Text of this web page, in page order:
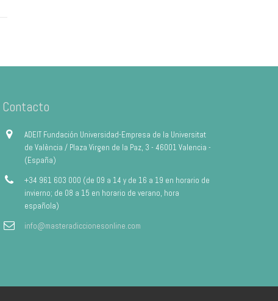
Contacto
ADEIT Fundación Universidad-Empresa de la Universitat
de València / Plaza Virgen de la Paz, 3 - 46001 Valencia -
(España)
+34 961 603 000 (de 09 a 14 y de 16 a 19 en horario de
invierno; de 08 a 15 en horario de verano, hora
española)
info@masteradiccionesonline.com